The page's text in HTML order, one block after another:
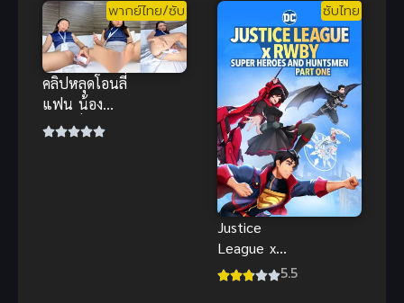
เมะสนุกน่าดูพากย์ไทย/ซับ
คลิปหลุดโอนลี่
แฟน น้อง
แมว นั่งแหก
ซับไทย
Justice
League x
RWBY 1 ซับ5.5